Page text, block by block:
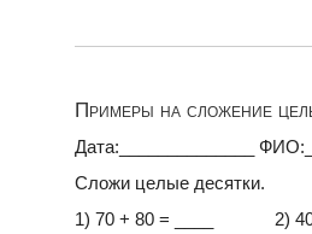
Примеры на сложение
Дата:______________
Сложи целые десятки.
1) 70 + 80 = ____
2)